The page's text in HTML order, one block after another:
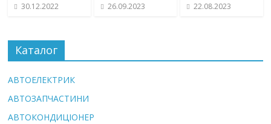
30.12.2022 26.09.2023 22.08.2023
Каталог
АВТОЕЛЕКТРИК
АВТОЗАПЧАСТИНИ
АВТОКОНДИЦІОНЕР